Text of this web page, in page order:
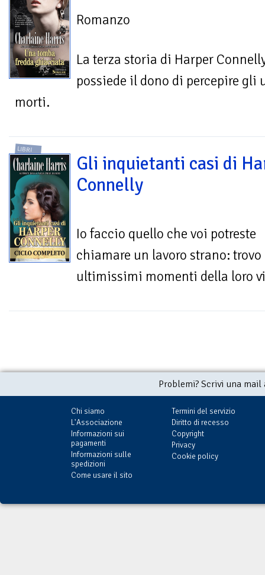
Romanzo
La terza storia di Harper
possiede il dono di percepire
morti.
LIBRI
Gli inquietanti casi di
Connelly
Io faccio quello che voi potreste
chiamare un lavoro strano:
ultimissimi momenti della loro
Problemi? Scrivi una
Chi siamo
L'Associazione
Informazioni sui
pagamenti
Informazioni sulle
spedizioni
Come usare il sito
Termini del servizio
Diritto di recesso
Copyright
Privacy
Cookie policy